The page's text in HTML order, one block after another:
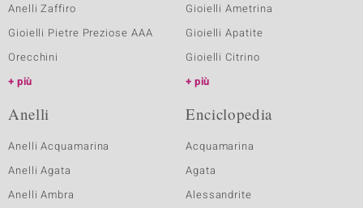
Anelli Zaffiro
Gioielli Pietre Preziose AAA
Orecchini
più
Gioielli Ametrina
Gioielli Apatite
Gioielli Citrino
più
Anelli
Anelli Acquamarina
Anelli Agata
Anelli Ambra
Enciclopedia
Acquamarina
Agata
Alessandrite